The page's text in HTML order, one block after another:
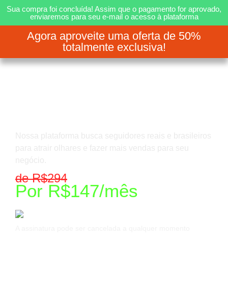
Sua compra foi concluída! Assim que o pagamento for aprovado,
enviaremos para seu e-mail o acesso à plataforma
Agora aproveite uma oferta de 50%
totalmente exclusiva!
de R$294
Por R$147/mês